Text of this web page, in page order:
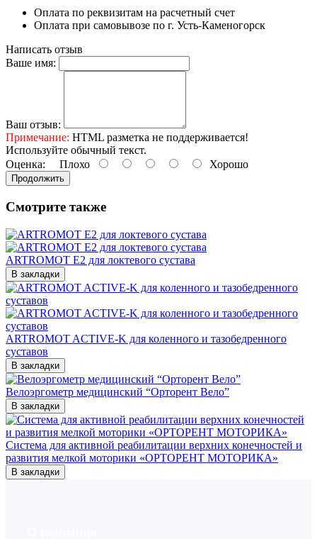
Оплата по реквизитам на расчетный счет
Оплата при самовывозе по г. Усть-Каменогорск
Написать отзыв
Ваше имя:
Ваш отзыв:
Примечание: HTML разметка не поддерживается!
Используйте обычный текст.
Оценка: Плохо Хорошо
Продолжить
Смотрите также
ARTROMOT E2 для локтевого сустава
В закладки
ARTROMOT ACTIVE-K для коленного и тазобедренного
суставов
В закладки
Велоэргометр медицинский “Орторент Вело”
В закладки
Система для активной реабилитации верхних конечностей и
развития мелкой моторики «ОРТОРЕНТ МОТОРИКА»
В закладки